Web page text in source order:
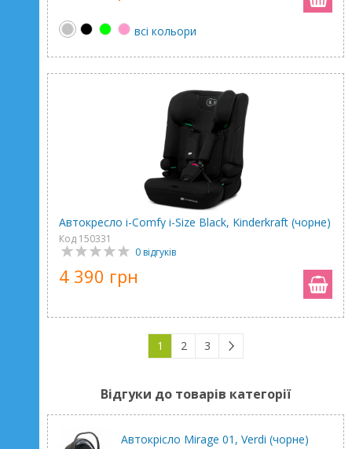
всі кольори
Автокресло i-Comfy i-Size Black, Kinderkraft (чорне)
Код 150331
0 відгуків
4 390 грн
1 2 3
Відгуки до товарів категорії
Автокрісло Mirage 01, Verdi (чорне)